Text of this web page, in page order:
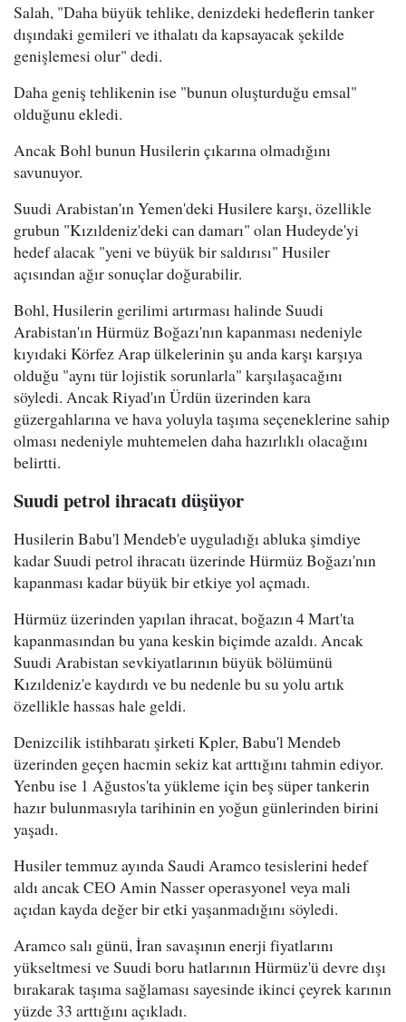
Salah, "Daha büyük tehlike, denizdeki hedeflerin tanker
dışındaki gemileri ve ithalatı da kapsayacak şekilde
genişlemesi olur" dedi.
Daha geniş tehlikenin ise "bunun oluşturduğu emsal"
olduğunu ekledi.
Ancak Bohl bunun Husilerin çıkarına olmadığını
savunuyor.
Suudi Arabistan'ın Yemen'deki Husilere karşı, özellikle
grubun "Kızıldeniz'deki can damarı" olan Hudeyde'yi
hedef alacak "yeni ve büyük bir saldırısı" Husiler
açısından ağır sonuçlar doğurabilir.
Bohl, Husilerin gerilimi artırması halinde Suudi
Arabistan'ın Hürmüz Boğazı'nın kapanması nedeniyle
kıyıdaki Körfez Arap ülkelerinin şu anda karşı karşıya
olduğu "aynı tür lojistik sorunlarla" karşılaşacağını
söyledi. Ancak Riyad'ın Ürdün üzerinden kara
güzergahlarına ve hava yoluyla taşıma seçeneklerine sahip
olması nedeniyle muhtemelen daha hazırlıklı olacağını
belirtti.
Suudi petrol ihracatı düşüyor
Husilerin Babu'l Mendeb'e uyguladığı abluka şimdiye
kadar Suudi petrol ihracatı üzerinde Hürmüz Boğazı'nın
kapanması kadar büyük bir etkiye yol açmadı.
Hürmüz üzerinden yapılan ihracat, boğazın 4 Mart'ta
kapanmasından bu yana keskin biçimde azaldı. Ancak
Suudi Arabistan sevkiyatlarının büyük bölümünü
Kızıldeniz'e kaydırdı ve bu nedenle bu su yolu artık
özellikle hassas hale geldi.
Denizcilik istihbaratı şirketi Kpler, Babu'l Mendeb
üzerinden geçen hacmin sekiz kat arttığını tahmin ediyor.
Yenbu ise 1 Ağustos'ta yükleme için beş süper tankerin
hazır bulunmasıyla tarihinin en yoğun günlerinden birini
yaşadı.
Husiler temmuz ayında Saudi Aramco tesislerini hedef
aldı ancak CEO Amin Nasser operasyonel veya mali
açıdan kayda değer bir etki yaşanmadığını söyledi.
Aramco salı günü, İran savaşının enerji fiyatlarını
yükseltmesi ve Suudi boru hatlarının Hürmüz'ü devre dışı
bırakarak taşıma sağlaması sayesinde ikinci çeyrek karının
yüzde 33 arttığını açıkladı.